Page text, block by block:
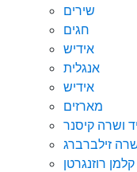
שירים
חגים
אידיש
אנגלית
אידיש
מארזים
ושרה קיסנר
זילברברג
קלמן רוזנגרטן